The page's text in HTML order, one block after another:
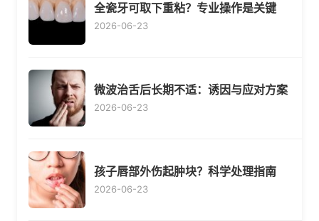
全瓷牙可取下重粘？专业操作是关键
2026-06-23
微波治舌后长期不适：诱因与应对方案
2026-06-23
孩子唇部外伤起肿块？科学处理指南
2026-06-23